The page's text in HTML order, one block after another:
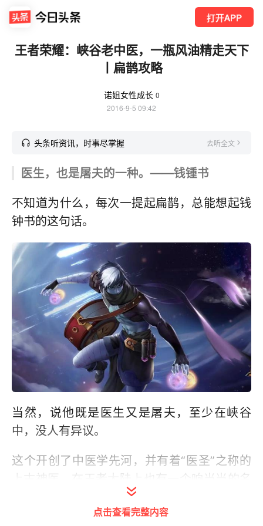
打开APP
王者荣耀：峡谷老中医，一瓶风油精走天下
丨扁鹊攻略
诺姐女性成长 0
2016-9-5 09:42
头条听资讯，时事尽掌握 去听全文
医生，也是屠夫的一种。——钱锺书
不知道为什么，每次一提起扁鹊，总能想起钱
钟书的这句话。
当然，说他既是医生又是屠夫，至少在峡谷
中，没人有异议。
这个开创了中医学先河，并有着“医圣”之称的
点击查看完整内容